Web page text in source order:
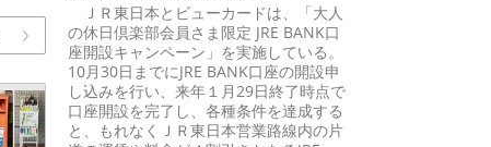
ＪＲ東日本とビューカードは、「大人
の休日倶楽部会員さま限定 JRE BANK口
座開設キャンペーン」を実施している。
10月30日までにJRE BANK口座の開設申
し込みを行い、来年１月29日終了時点で
口座開設を完了し、各種条件を達成する
と、もれなくＪＲ東日本営業路線内の片